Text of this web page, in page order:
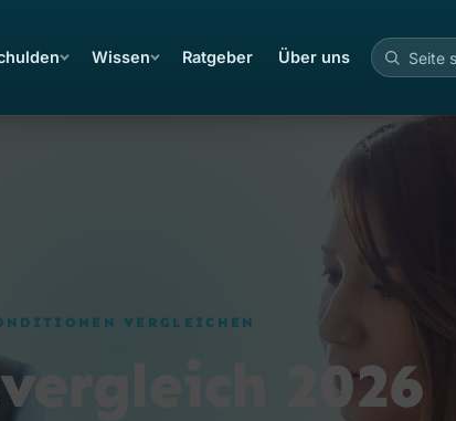
Wissen Ratgeber Über uns
VERGLEICHEN
2026